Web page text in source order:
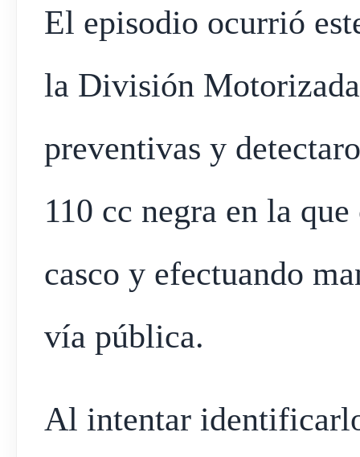
El episodio ocurrió
la División
preventivas y
110 cc negra en la
casco y efectuando
vía pública.
Al intentar